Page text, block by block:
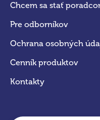
Chcem sa stať
Pre odborníkov
Ochrana osobných
Cenník produktov
Kontakty